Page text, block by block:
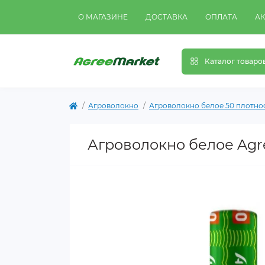
О МАГАЗИНЕ ДОСТАВКА ОПЛАТА
Каталог
Агроволокно Агроволокно белое 50
Агроволокно белое